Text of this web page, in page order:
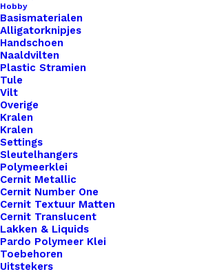
Hobby
Basismaterialen
Alligatorknipjes
Handschoen
Naaldvilten
Plastic Stramien
Tule
Vilt
Overige
Kralen
Kralen
Settings
Sleutelhangers
Polymeerklei
Cernit Metallic
Cernit Number One
Cernit Textuur Matten
Cernit Translucent
Lakken & Liquids
Pardo Polymeer Klei
Toebehoren
Uitstekers
Binnen 1-3 werkdagen verzonden
Veilig betalen
Unieke en kwaliteitsproducten
Nog meer leuks!